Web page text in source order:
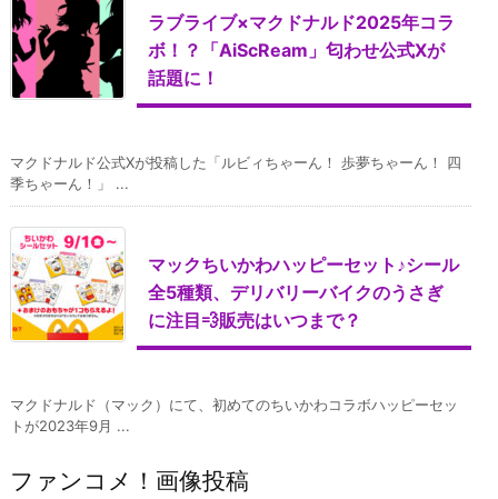
ラブライブ×マクドナルド2025年コラ
ボ！？「AiScReam」匂わせ公式Xが
話題に！
マクドナルド公式Xが投稿した「ルビィちゃーん！ 歩夢ちゃーん！ 四
季ちゃーん！」 ...
マックちいかわハッピーセット♪シール
全5種類、デリバリーバイクのうさぎ
に注目💨販売はいつまで？
マクドナルド（マック）にて、初めてのちいかわコラボハッピーセッ
トが2023年9月 ...
ファンコメ！画像投稿